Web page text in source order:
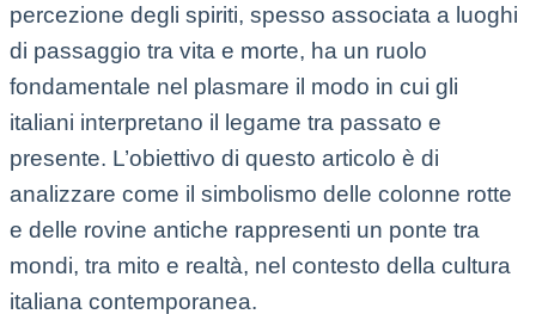
percezione degli spiriti, spesso associata a luoghi
di passaggio tra vita e morte, ha un ruolo
fondamentale nel plasmare il modo in cui gli
italiani interpretano il legame tra passato e
presente. L’obiettivo di questo articolo è di
analizzare come il simbolismo delle colonne rotte
e delle rovine antiche rappresenti un ponte tra
mondi, tra mito e realtà, nel contesto della cultura
italiana contemporanea.